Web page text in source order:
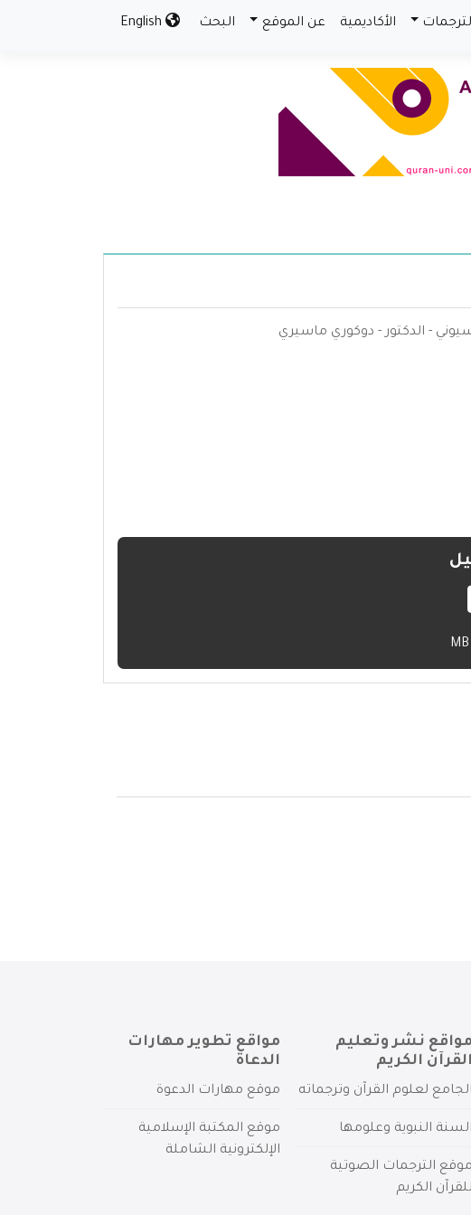
الأكاديمية عن الموقع البحث
- الدكتور - دوكوري ماسيري
مواقع نشر وتعليم
القرآن الكريم
الجامع لعلوم القرآن وترجماته
السنة النبوية وعلومها
موقع الترجمات الصوتية
للقرآن الكريم
مواقع تطوير مهارات
الدعاة
موقع مهارات الدعوة
موقع المكتبة الإسلامية
الإلكترونية الشاملة